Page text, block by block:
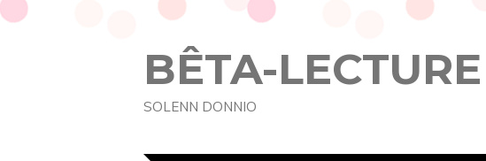
BÊTA-
SOLENN DONNIO